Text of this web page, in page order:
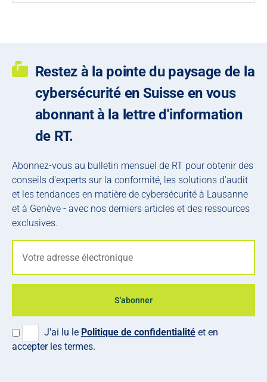
Restez à la pointe du paysage de la
cybersécurité en Suisse en vous
abonnant à la lettre d'information
de RT.
Abonnez-vous au bulletin mensuel de RT pour obtenir des
conseils d'experts sur la conformité, les solutions d'audit
et les tendances en matière de cybersécurité à Lausanne
et à Genève - avec nos derniers articles et des ressources
exclusives.
J'ai lu le Politique de confidentialitéet en
accepter les termes.
S'abonner